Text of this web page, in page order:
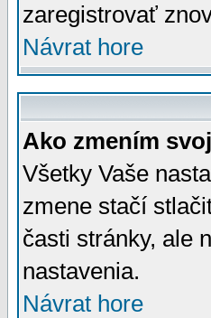
zaregistrovať
Návrat hore
Ako zmením
Všetky Vaše
zmene stačí
časti stránky, ale
nastavenia.
Návrat hore